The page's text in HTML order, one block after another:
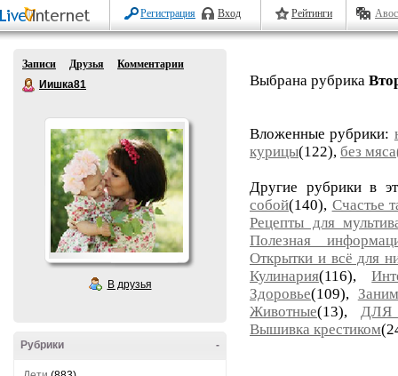
Регистрация Вход Рейтинги
Записи Друзья
Комментарии
Иишка81
В друзья
-
Рубрики
Выбрана рубрика
Вложенные рубрики:
курицы(122), без
Другие рубрики в
собой(140), Счастье
Рецепты для
Полезная
Открытки и всё для
Кулинария(116),
Здоровье(109),
Животные(13),
Вышивка крестиком